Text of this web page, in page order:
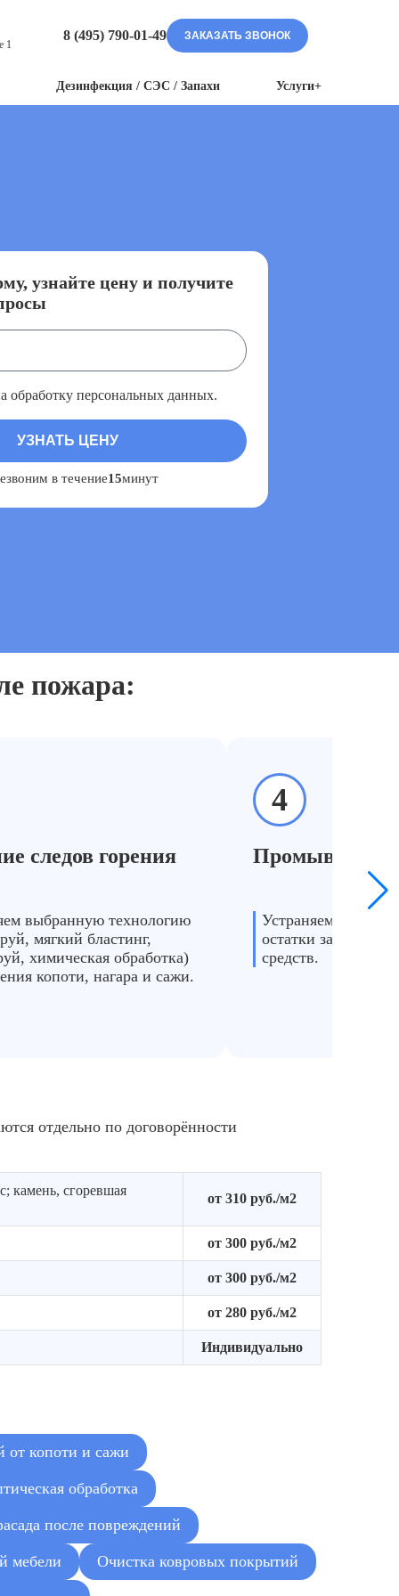
1
8 (495) 790-01-49 ЗАКАЗАТЬ ЗВОНОК
Дезинфекция / СЭС / Запахи Услуги+
узнайте цену и получите
обработку персональных данных.
в течение15минут
пожара:
следов горения
выбранную технологию
мягкий бластинг,
химическая обработка)
копоти, нагара и сажи.
4
Промывка и
Устраняем запах
остатки
средств.
отдельно по договорённости
камень, сгоревшая
от 310 руб./м2
от 300 руб./м2
от 300 руб./м2
от 280 руб./м2
Индивидуально
от копоти и сажи
обработка
после повреждений
мебели Очистка ковровых покрытий